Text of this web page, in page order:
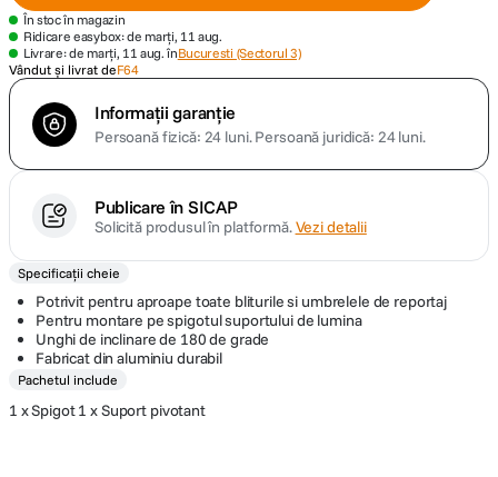
7. card memorie
8. dji mic mini
9. dji osmo
10. insta 360
În stoc în magazin
Ridicare easybox: de marți, 11 aug.
Livrare: de marți, 11 aug. înBucuresti (Sectorul 3)
Vândut și livrat deF64
Informații garanție
Persoană fizică: 24 luni.Persoană juridică: 24 luni.
Publicare în SICAP
Solicită produsul în platformă.Vezi detalii
Specificații cheie
Potrivit pentru aproape toate bliturile si umbrelele de reportaj
Pentru montare pe spigotul suportului de lumina
Unghi de inclinare de 180 de grade
Fabricat din aluminiu durabil
Pachetul include
1 x Spigot 1 x Suport pivotant